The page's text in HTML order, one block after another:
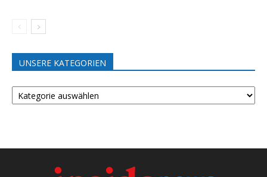
UNSERE KATEGORIEN
UNSERE
KATEGORIEN